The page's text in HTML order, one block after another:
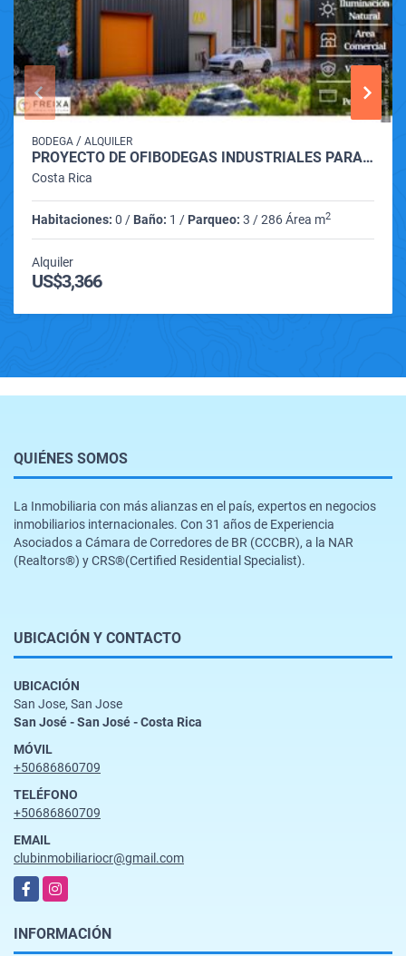
BODEGA / ALQUILER
PROYECTO DE OFIBODEGAS INDUSTRIALES PARA ALQUILER
Costa Rica
Habitaciones: 0 / Baño: 1 / Parqueo: 3 / 286 Área m2
Alquiler
US$3,366
QUIÉNES SOMOS
La Inmobiliaria con más alianzas en el país, expertos en negocios
inmobiliarios internacionales. Con 31 años de Experiencia
Asociados a Cámara de Corredores de BR (CCCBR), a la NAR
(Realtors®️) y CRS®️(Certified Residential Specialist).
UBICACIÓN Y CONTACTO
UBICACIÓN
San Jose, San Jose
San José - San José - Costa Rica
MÓVIL
+50686860709
TELÉFONO
+50686860709
EMAIL
clubinmobiliariocr@gmail.com
FacebookInstagram
INFORMACIÓN